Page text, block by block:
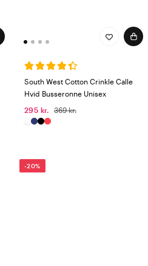
South West Cotton Crinkle Calle
Hvid Busseronne Unisex
295 kr.
369 kr.
-20%